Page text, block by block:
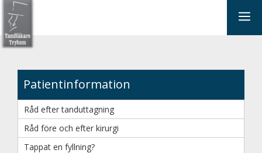
Hoppa
innehåll
Patientinformation
Råd efter tanduttagning
Råd före och efter kirurgi
Tappat en fyllning?